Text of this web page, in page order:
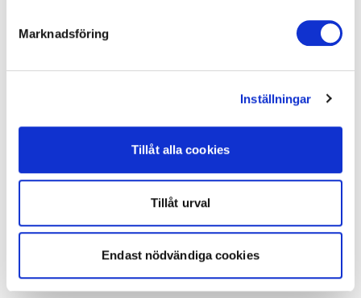
Marknadsföring
Inställningar
Tillåt alla cookies
Tillåt urval
Endast nödvändiga cookies